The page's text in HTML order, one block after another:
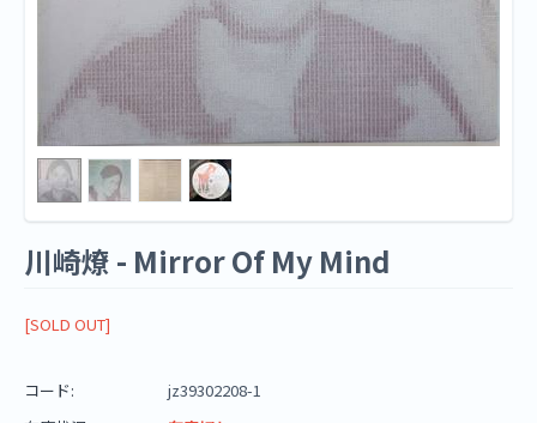
川崎燎 - Mirror Of My Mind
[SOLD OUT]
コード:
jz39302208-1